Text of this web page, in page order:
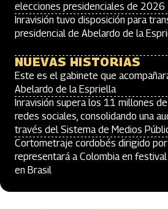
elecciones presidenciales de 2026
Inravisión tuvo disposición para
presidencial de Abelardo de la
NUEVAS HISTORIAS
Este es el gabinete que
Abelardo de la Espriella
Inravisión supera los 11 millones
redes sociales, consolidando una
través del Sistema de Medios
Cortometraje cordobés dirigido
representará a Colombia en
en Brasil